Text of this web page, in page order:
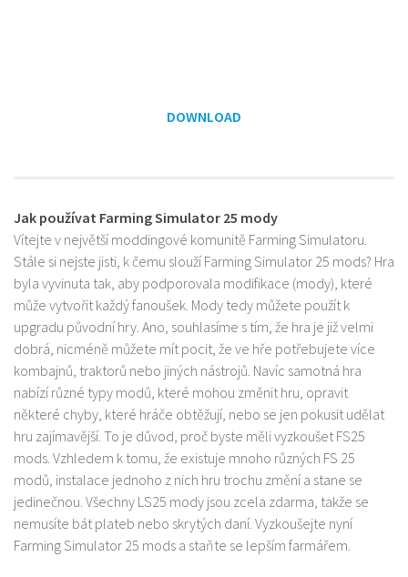
DOWNLOAD
Jak používat Farming Simulator 25 mody
Vítejte v největší moddingové komunitě Farming Simulatoru.
Stále si nejste jisti, k čemu slouží Farming Simulator 25 mods? Hra
byla vyvinuta tak, aby podporovala modifikace (mody), které
může vytvořit každý fanoušek. Mody tedy můžete použít k
upgradu původní hry. Ano, souhlasíme s tím, že hra je již velmi
dobrá, nicméně můžete mít pocit, že ve hře potřebujete více
kombajnů, traktorů nebo jiných nástrojů. Navíc samotná hra
nabízí různé typy modů, které mohou změnit hru, opravit
některé chyby, které hráče obtěžují, nebo se jen pokusit udělat
hru zajímavější. To je důvod, proč byste měli vyzkoušet FS25
mods. Vzhledem k tomu, že existuje mnoho různých FS 25
modů, instalace jednoho z nich hru trochu změní a stane se
jedinečnou. Všechny LS25 mody jsou zcela zdarma, takže se
nemusíte bát plateb nebo skrytých daní. Vyzkoušejte nyní
Farming Simulator 25 mods a staňte se lepším farmářem.